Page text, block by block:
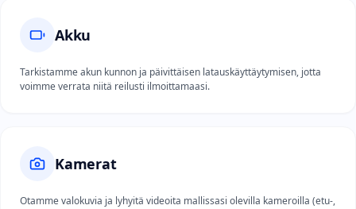
Akku
Tarkistamme akun kunnon ja päivittäisen latauskäyttäytymisen, jotta
voimme verrata niitä reilusti ilmoittamaasi.
Kamerat
Otamme valokuvia ja lyhyitä videoita mallissasi olevilla kameroilla (etu-,